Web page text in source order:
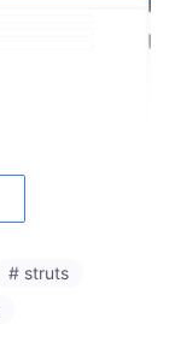
# struts